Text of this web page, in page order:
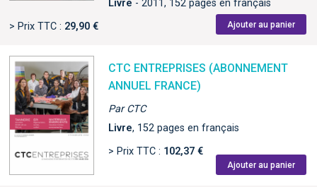
Livre - 2011, 152 pages en français
> Prix TTC : 29,90 € Ajouter au panier
CTC ENTREPRISES (ABONNEMENT
ANNUEL FRANCE)
Par CTC
Livre, 152 pages en français
> Prix TTC : 102,37 €
Ajouter au panier